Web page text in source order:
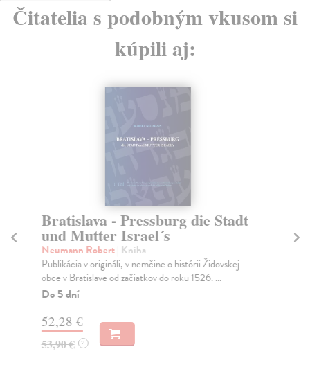
Čitatelia s podobným vkusom si
kúpili aj:
Bratislava - Pressburg die Stadt
und Mutter Israel´s
Neumann Robert| Kniha
Publikácia v origináli, v nemčine o histórii Židovskej
obce v Bratislave od začiatkov do roku 1526. ...
Do 5 dní
52,28 €
53,90 € ?